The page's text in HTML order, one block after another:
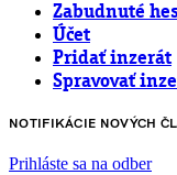
Zabudnuté
Účet
Pridať inzerát
Spravovať
NOTIFIKÁCIE NOVÝCH
Prihláste sa na odber